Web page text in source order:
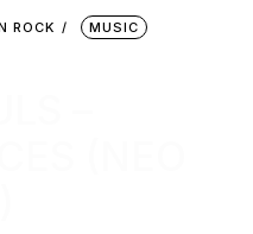
ROCK
MUSIC